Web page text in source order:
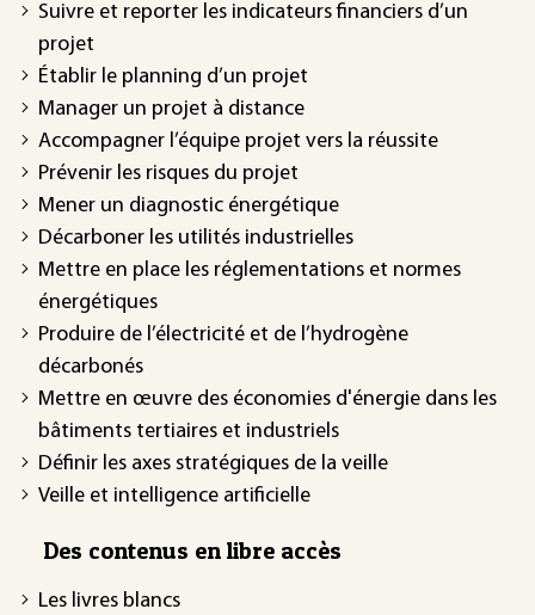
Suivre et reporter les indicateurs financiers d’un
projet
Établir le planning d’un projet
Manager un projet à distance
Accompagner l’équipe projet vers la réussite
Prévenir les risques du projet
Mener un diagnostic énergétique
Décarboner les utilités industrielles
Mettre en place les réglementations et normes
énergétiques
Produire de l’électricité et de l’hydrogène
décarbonés
Mettre en œuvre des économies d'énergie dans les
bâtiments tertiaires et industriels
Définir les axes stratégiques de la veille
Veille et intelligence artificielle
Des contenus en libre accès
Les livres blancs